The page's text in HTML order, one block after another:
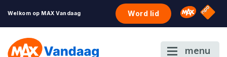
Welkom op MAX Vandaag Word lid Omroep
NPO
menu